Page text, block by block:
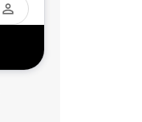
perm_identity